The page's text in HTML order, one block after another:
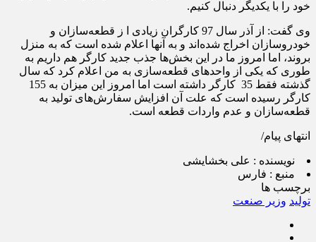
خود را با یکدیگر دنبال کنیم.
وی گفت:‌ از آذر سال 97 کارگران زیادی ا ز قطعه‌سازان و
خودروسازان اخراج شده‌اند و به آنها اعلام شده است که به منزل
بروند، اما امروز ما در این بخش‌ها جذب جدید کارگر هم داریم به
طوری که یکی از واحدهای قطعه‌سازی به من اعلام کرد که سال
گذشته فقط 35 کارگر داشته است اما امروز این میزان به 155
کارگر رسیده است که علت آن افزایش سفارش‌های تولید به
قطعه‌سازان و عدم واردات قطعه است.
انتهای پیام/
نویسنده : علی بخشایشی
منبع : فارس
برچسب ها
تولید وزیر صنعت